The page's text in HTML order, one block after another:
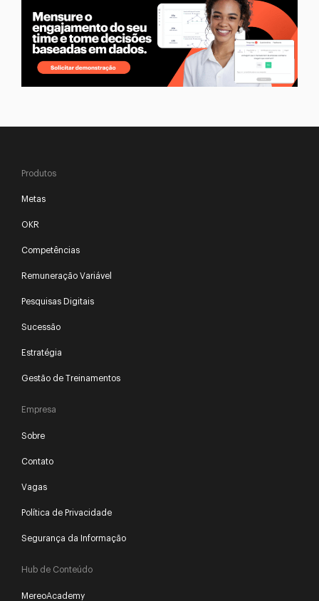
Produtos
Metas
OKR
Competências
Remuneração Variável
Pesquisas Digitais
Sucessão
Estratégia
Gestão de Treinamentos
Empresa
Sobre
Contato
Vagas
Política de Privacidade
Segurança da Informação
Hub de Conteúdo
MereoAcademy